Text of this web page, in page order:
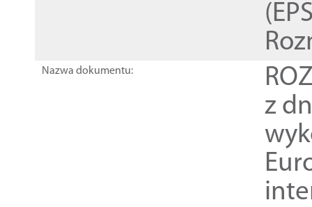
Nazwa dokumentu:
z